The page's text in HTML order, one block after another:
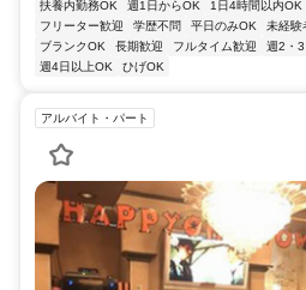
扶養内勤務OK 週1日からOK 1日4時間以内OK
フリーター歓迎
学歴不問 平日のみOK 未経験
ブランクOK
長期歓迎 フルタイム歓迎 週2・
週4日以上OK
ひげOK
アルバイト・パート